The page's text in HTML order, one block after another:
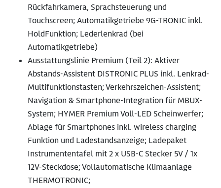
Rückfahrkamera, Sprachsteuerung und
Touchscreen; Automatikgetriebe 9G-TRONIC inkl.
HoldFunktion; Lederlenkrad (bei
Automatikgetriebe)
Ausstattungslinie Premium (Teil 2): Aktiver
Abstands-Assistent DISTRONIC PLUS inkl. Lenkrad-
Multifunktionstasten; Verkehrszeichen-Assistent;
Navigation & Smartphone-Integration für MBUX-
System; HYMER Premium Voll-LED Scheinwerfer;
Ablage für Smartphones inkl. wireless charging
Funktion und Ladestandsanzeige; Ladepaket
Instrumententafel mit 2 x USB-C Stecker 5V / 1x
12V-Steckdose; Vollautomatische Klimaanlage
THERMOTRONIC;